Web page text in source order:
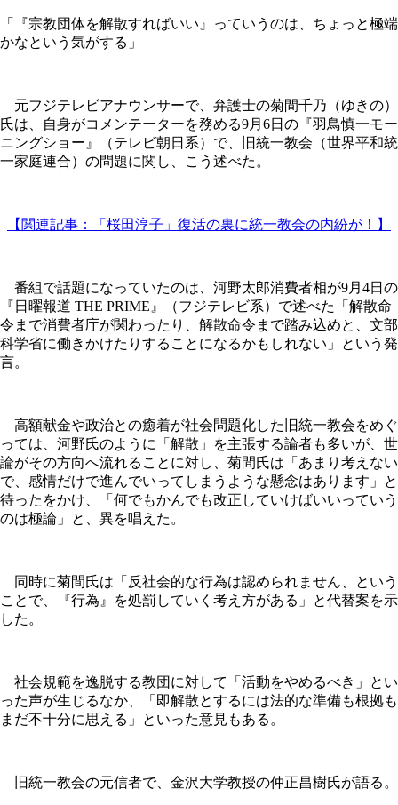
「『宗教団体を解散すればいい』っていうのは、ちょっと極端
かなという気がする」
元フジテレビアナウンサーで、弁護士の菊間千乃（ゆきの）
氏は、自身がコメンテーターを務める9月6日の『羽鳥慎一モー
ニングショー』（テレビ朝日系）で、旧統一教会（世界平和統
一家庭連合）の問題に関し、こう述べた。
【関連記事：「桜田淳子」復活の裏に統一教会の内紛が！】
番組で話題になっていたのは、河野太郎消費者相が9月4日の
『日曜報道 THE PRIME』（フジテレビ系）で述べた「解散命
令まで消費者庁が関わったり、解散命令まで踏み込めと、文部
科学省に働きかけたりすることになるかもしれない」という発
言。
高額献金や政治との癒着が社会問題化した旧統一教会をめぐ
っては、河野氏のように「解散」を主張する論者も多いが、世
論がその方向へ流れることに対し、菊間氏は「あまり考えない
で、感情だけで進んでいってしまうような懸念はあります」と
待ったをかけ、「何でもかんでも改正していけばいいっていう
のは極論」と、異を唱えた。
同時に菊間氏は「反社会的な行為は認められません、という
ことで、『行為』を処罰していく考え方がある」と代替案を示
した。
社会規範を逸脱する教団に対して「活動をやめるべき」とい
った声が生じるなか、「即解散とするには法的な準備も根拠も
まだ不十分に思える」といった意見もある。
旧統一教会の元信者で、金沢大学教授の仲正昌樹氏が語る。